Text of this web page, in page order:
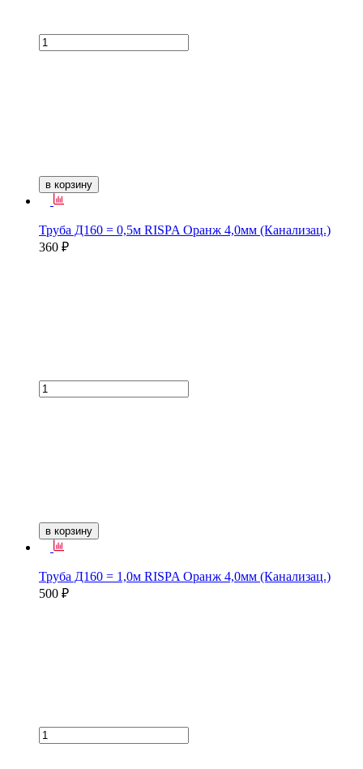
в корзину
Труба Д160 = 0,5м RISPA Оранж 4,0мм (Канализац.)
360 ₽
в корзину
Труба Д160 = 1,0м RISPA Оранж 4,0мм (Канализац.)
500 ₽